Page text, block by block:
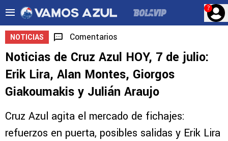
?
NOTICIAS Comentarios
Noticias de Cruz Azul HOY, 7 de julio:
Erik Lira, Alan Montes, Giorgos
Giakoumakis y Julián Araujo
Cruz Azul agita el mercado de fichajes:
refuerzos en puerta, posibles salidas y Erik Lira